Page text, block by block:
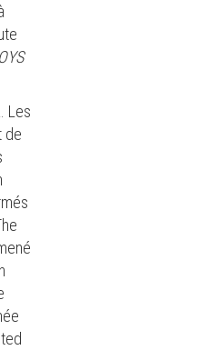
Les
de